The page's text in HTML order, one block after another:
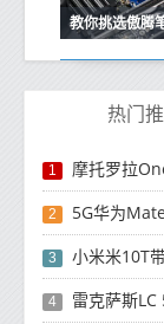
热门
1 摩托罗拉
2 5G华为
3 小米米10T
4 雷克萨斯